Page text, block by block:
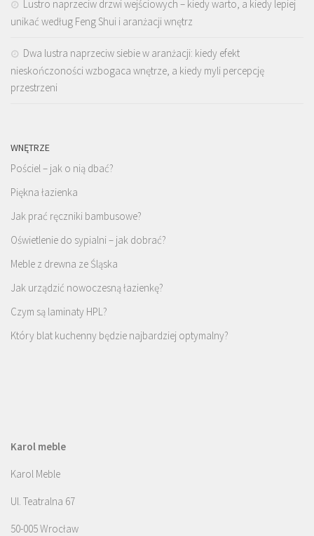
Lustro naprzeciw drzwi wejściowych – kiedy warto, a kiedy lepiej
unikać według Feng Shui i aranżacji wnętrz
Dwa lustra naprzeciw siebie w aranżacji: kiedy efekt
nieskończoności wzbogaca wnętrze, a kiedy myli percepcję
przestrzeni
WNĘTRZE
Pościel – jak o nią dbać?
Piękna łazienka
Jak prać ręczniki bambusowe?
Oświetlenie do sypialni – jak dobrać?
Meble z drewna ze Śląska
Jak urządzić nowoczesną łazienkę?
Czym są laminaty HPL?
Który blat kuchenny będzie najbardziej optymalny?
Karol meble
Karol Meble
Ul. Teatralna 67
50-005 Wrocław